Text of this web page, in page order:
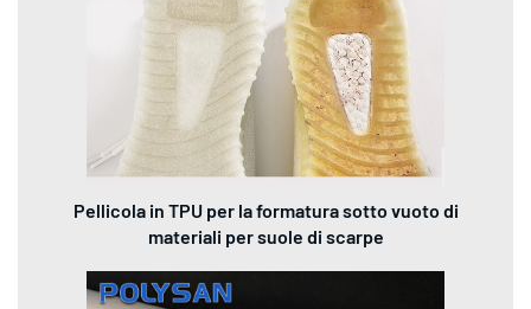
Pellicola in TPU per la formatura sotto vuoto di
materiali per suole di scarpe